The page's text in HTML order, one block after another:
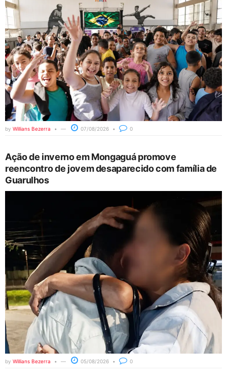
by Willians Bezerra 07/08/2026 0
Ação de inverno em Mongaguá promove
reencontro de jovem desaparecido com família de
Guarulhos
by Willians Bezerra 05/08/2026 0